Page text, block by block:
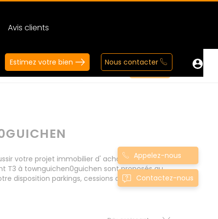
Avis clients
Estimez votre bien Nous contacter
votre projet immobilier d' achat. Consultez
T3 à townguichen0guichen sont proposés au
disposition parkings, cessions de baux, fonds
Appelez-nous
Contactez-nous